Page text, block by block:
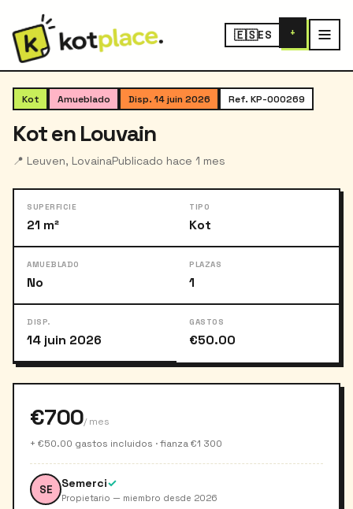
🇪🇸ES +
‹ ›
Kot Amueblado Disp. 14 juin 2026 Ref. KP-000269
Kot en Louvain
📍 Leuven, LovainaPublicado hace 1 mes
SUPERFICIE
21 m²
TIPO
Kot
AMUEBLADO
No
PLAZAS
1
DISP.
14 juin 2026
GASTOS
€50.00
€700/ mes
+ €50.00 gastos incluidos · fianza €1 300
SE Semerci✓
Propietario — miembro desde 2026